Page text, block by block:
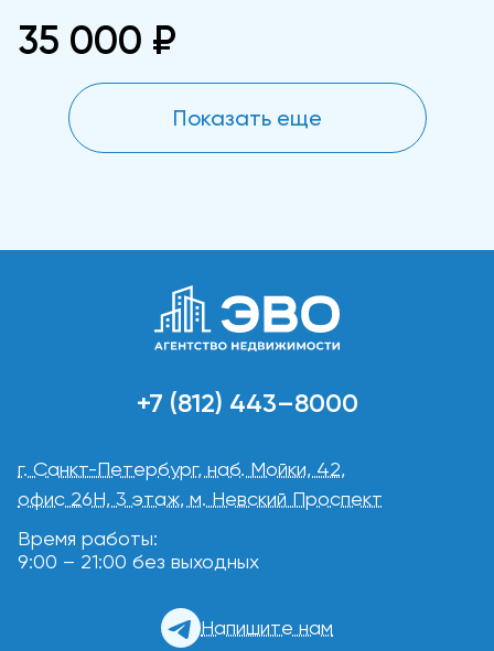
35 000 ₽
Показать еще
+7 (812) 443–8000
г. Санкт-Петербург, наб. Мойки, 42,
офис 26Н, 3 этаж, м. Невский Проспект
Время работы:
9:00 – 21:00 без выходных
Напишите нам